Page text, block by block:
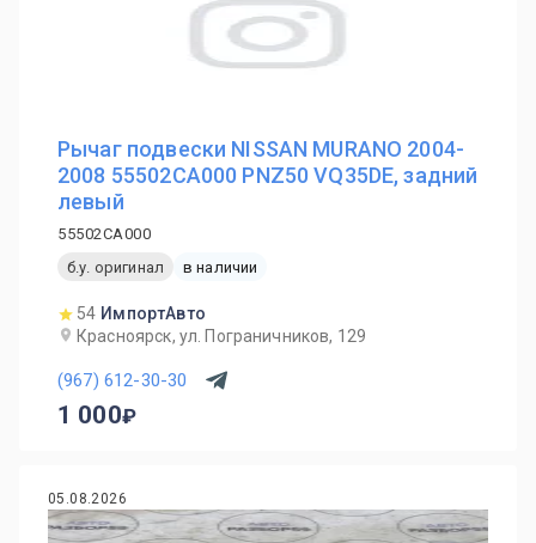
Рычаг подвески NISSAN MURANO 2004-
2008 55502CA000 PNZ50 VQ35DE, задний
левый
55502CA000
б.у. оригинал
в наличии
54 ИмпортАвто
Красноярск, ул. Пограничников, 129
(967) 612-30-30
1 000
05.08.2026